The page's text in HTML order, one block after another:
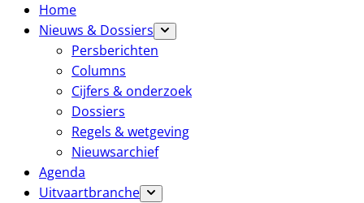
Home
Nieuws & Dossiers
Persberichten
Columns
Cijfers & onderzoek
Dossiers
Regels & wetgeving
Nieuwsarchief
Agenda
Uitvaartbranche